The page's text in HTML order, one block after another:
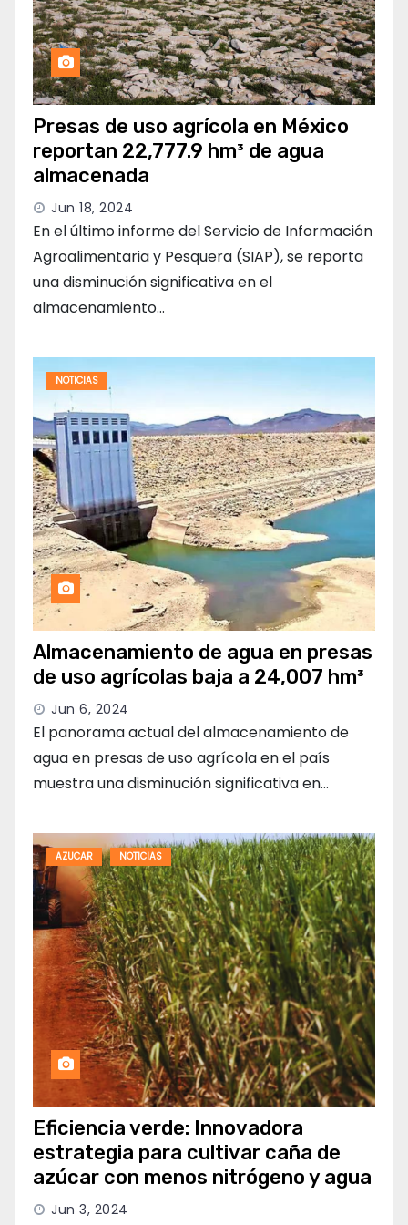
Presas de uso agrícola en México
reportan 22,777.9 hm³ de agua
almacenada
Jun 18, 2024
En el último informe del Servicio de Información
Agroalimentaria y Pesquera (SIAP), se reporta
una disminución significativa en el
almacenamiento…
NOTICIAS
Almacenamiento de agua en presas
de uso agrícolas baja a 24,007 hm³
Jun 6, 2024
El panorama actual del almacenamiento de
agua en presas de uso agrícola en el país
muestra una disminución significativa en…
AZUCAR NOTICIAS
Eficiencia verde: Innovadora
estrategia para cultivar caña de
azúcar con menos nitrógeno y agua
Jun 3, 2024